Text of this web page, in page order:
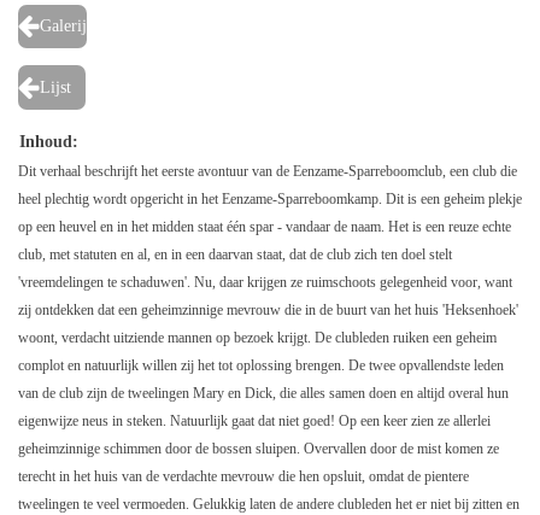
Galerij
Lijst
Inhoud:
Dit verhaal beschrijft het eerste avontuur van de Eenzame-Sparreboomclub, een club die
heel plechtig wordt opgericht in het Eenzame-Sparreboomkamp. Dit is een geheim plekje
op een heuvel en in het midden staat één spar - vandaar de naam. Het is een reuze echte
club, met statuten en al, en in een daarvan staat, dat de club zich ten doel stelt
'vreemdelingen te schaduwen'. Nu, daar krijgen ze ruimschoots gelegenheid voor, want
zij ontdekken dat een geheimzinnige mevrouw die in de buurt van het huis 'Heksenhoek'
woont, verdacht uitziende mannen op bezoek krijgt. De clubleden ruiken een geheim
complot en natuurlijk willen zij het tot oplossing brengen. De twee opvallendste leden
van de club zijn de tweelingen Mary en Dick, die alles samen doen en altijd overal hun
eigenwijze neus in steken. Natuurlijk gaat dat niet goed! Op een keer zien ze allerlei
geheimzinnige schimmen door de bossen sluipen. Overvallen door de mist komen ze
terecht in het huis van de verdachte mevrouw die hen opsluit, omdat de pientere
tweelingen te veel vermoeden. Gelukkig laten de andere clubleden het er niet bij zitten en